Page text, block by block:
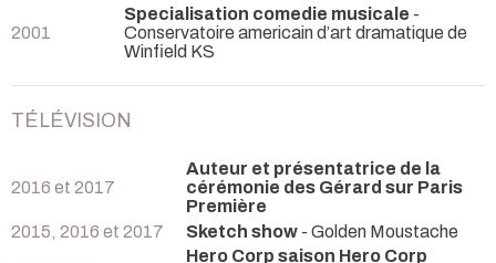
2001
Specialisation comedie musicale -
Conservatoire americain d’art dramatique de
Winfield KS
TÉLÉVISION
2016 et 2017
Auteur et présentatrice de la
cérémonie des Gérard sur Paris
Première
2015, 2016 et 2017
Sketch show - Golden Moustache
Hero Corp saison Hero Corp